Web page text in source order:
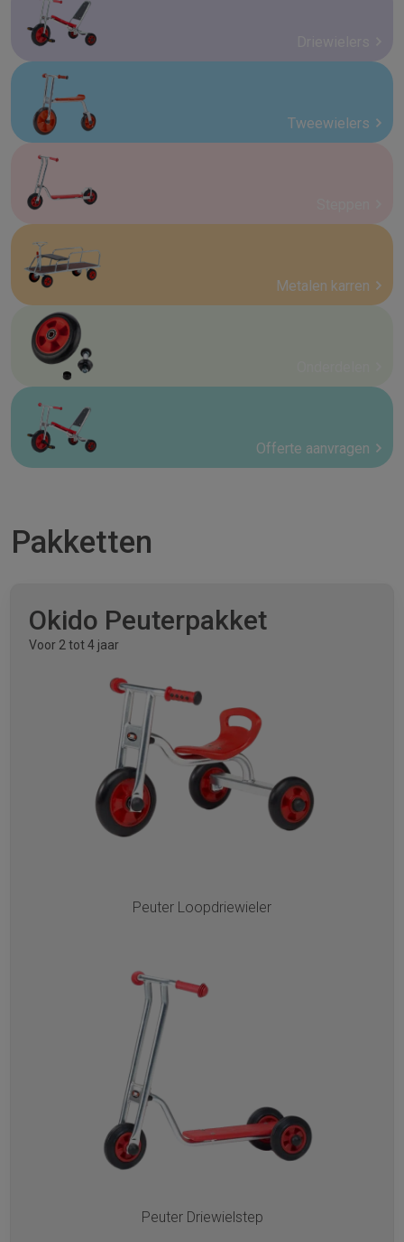
Tweewielers
Metalen karren
Offerte aanvragen
Pakketten
Okido Peuterpakket
Voor 2 tot 4 jaar
Peuter Loopdriewieler
Peuter Driewielstep